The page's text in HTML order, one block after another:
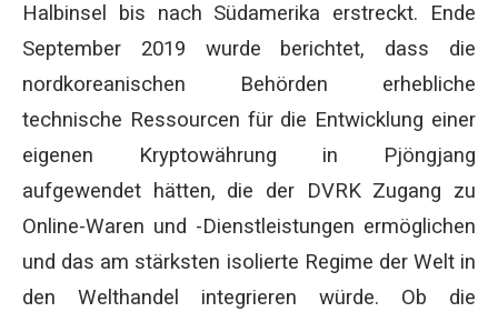
Halbinsel bis nach Südamerika erstreckt. Ende
September 2019 wurde berichtet, dass die
nordkoreanischen Behörden erhebliche
technische Ressourcen für die Entwicklung einer
eigenen Kryptowährung in Pjöngjang
aufgewendet hätten, die der DVRK Zugang zu
Online-Waren und -Dienstleistungen ermöglichen
und das am stärksten isolierte Regime der Welt in
den Welthandel integrieren würde. Ob die